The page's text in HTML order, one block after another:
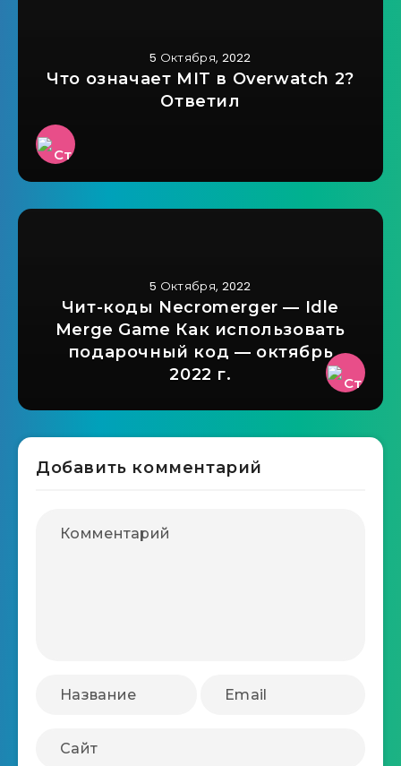
5 Октября, 2022
Что означает MIT в Overwatch 2?
Ответил
5 Октября, 2022
Чит-коды Necromerger — Idle
Merge Game Как использовать
подарочный код — октябрь
2022 г.
Добавить комментарий